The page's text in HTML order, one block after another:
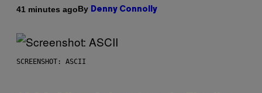
41 minutes agoBy Denny Connolly
SCREENSHOT: ASCII